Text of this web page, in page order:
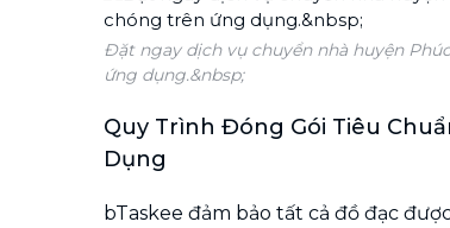
Đặt ngay dịch vụ chuyển nhà huyện
ứng dụng.&nbsp;
Quy Trình Đóng Gói Tiêu
Dụng
bTaskee đảm bảo tất cả đồ đạc